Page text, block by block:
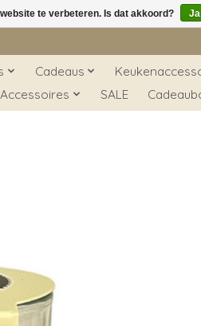
Cadeaus
Accessoires SALE
te verbeteren. Is dat akkoord? Ja